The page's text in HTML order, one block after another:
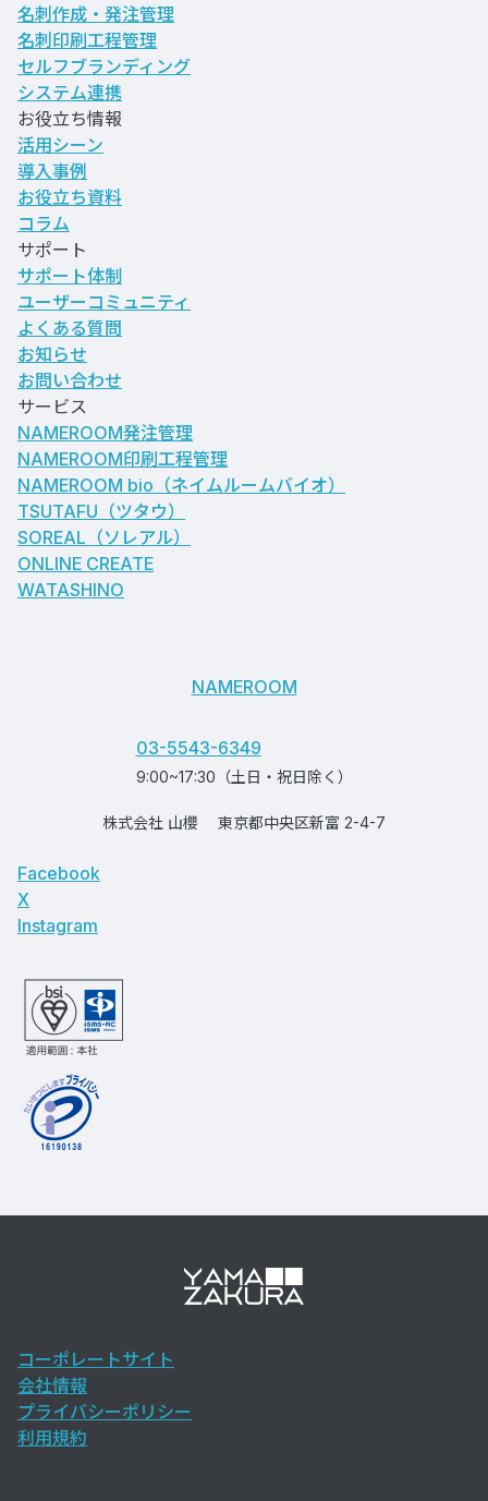
名刺作成・発注管理
名刺印刷工程管理
セルフブランディング
システム連携
お役立ち情報
活用シーン
導入事例
お役立ち資料
コラム
サポート
サポート体制
ユーザーコミュニティ
よくある質問
お知らせ
お問い合わせ
サービス
NAMEROOM発注管理
NAMEROOM印刷工程管理
NAMEROOM bio （ネイムルームバイオ）
TSUTAFU（ツタウ）
SOREAL（ソレアル）
ONLINE CREATE
WATASHINO
NAMEROOM
03-5543-6349
9:00~17:30（土日・祝日除く）
株式会社 山櫻 東京都中央区新富 2-4-7
Facebook
X
Instagram
コーポレートサイト
会社情報
プライバシーポリシー
利用規約